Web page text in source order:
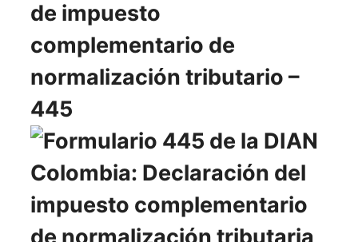
de impuesto
complementario de
normalización tributario –
445